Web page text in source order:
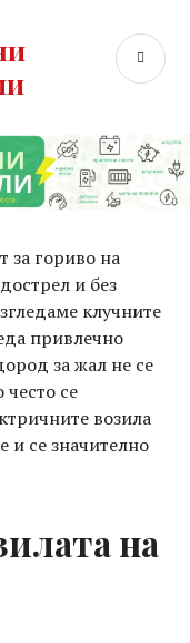
за гориво на
и без
клучните
привлечно
за жал не се
се
возила
и се значително
на